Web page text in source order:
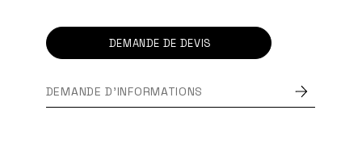
DEMANDE DE DEVIS
DEMANDE D'INFORMATIONS